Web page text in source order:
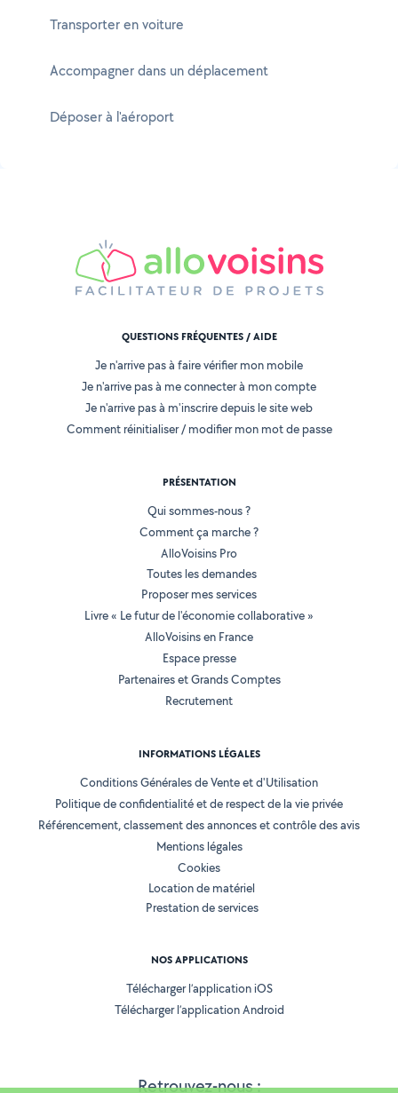
Transporter en voiture
Accompagner dans un déplacement
Déposer à l'aéroport
Retrouvez-nous :
QUESTIONS FRÉQUENTES / AIDE
Je n'arrive pas à faire vérifier mon mobile
Je n'arrive pas à me connecter à mon compte
Je n'arrive pas à m'inscrire depuis le site web
Comment réinitialiser / modifier mon mot de passe
PRÉSENTATION
Qui sommes-nous ?
Comment ça marche ?
AlloVoisins Pro
Toutes les demandes
Proposer mes services
Livre « Le futur de l'économie collaborative »
AlloVoisins en France
Espace presse
Partenaires et Grands Comptes
Recrutement
INFORMATIONS LÉGALES
Conditions Générales de Vente et d'Utilisation
Politique de confidentialité et de respect de la vie privée
Référencement, classement des annonces et contrôle des avis
Mentions légales
Cookies
Location de matériel
Prestation de services
NOS APPLICATIONS
Télécharger l’application iOS
Télécharger l’application Android